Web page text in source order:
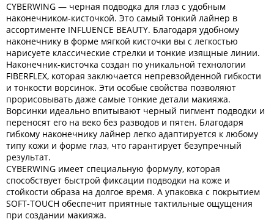
CYBERWING — черная подводка для глаз с удобным
наконечником-кисточкой. Это самый тонкий лайнер в
ассортименте INFLUENCE BEAUTY. Благодаря удобному
наконечнику в форме мягкой кисточки вы с легкостью
нарисуете классические стрелки и тонкие изящные линии.
Наконечник-кисточка создан по уникальной технологии
FIBERFLEX, которая заключается непревзойденной гибкости
и тонкости ворсинок. Эти особые свойства позволяют
прорисовывать даже самые тонкие детали макияжа.
Ворсинки идеально впитывают черный пигмент подводки и
переносят его на веко без разводов и пятен. Благодаря
гибкому наконечнику лайнер легко адаптируется к любому
типу кожи и форме глаз, что гарантирует безупречный
результат.
CYBERWING имеет специальную формулу, которая
способствует быстрой фиксации подводки на коже и
стойкости образа на долгое время. А упаковка с покрытием
SOFT-TOUCH обеспечит приятные тактильные ощущения
при создании макияжа.